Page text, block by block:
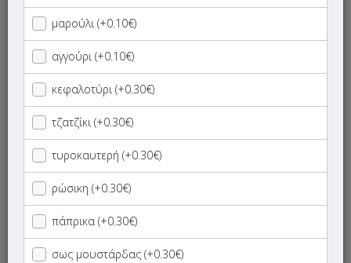
SUPER Προσφορές
ΝΗΣΤΙΣΙΜΑ
Ντίνος Street Food
Πίτα
Πίτα Γίγας
Ψωμάκι
μαρούλι (+0.10€)
αγγούρι (+0.10€)
κεφαλοτύρι (+0.30€)
τζατζίκι (+0.30€)
τυροκαυτερή (+0.30€)
ρώσικη (+0.30€)
πάπρικα (+0.30€)
σως μουστάρδας (+0.30€)